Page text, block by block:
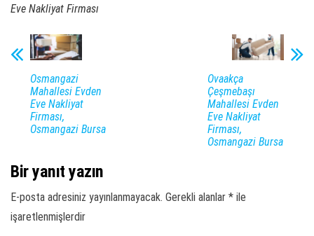
Eve Nakliyat Firması
Osmangazi
Mahallesi Evden
Eve Nakliyat
Firması,
Osmangazi Bursa
Ovaakça
Çeşmebaşı
Mahallesi Evden
Eve Nakliyat
Firması,
Osmangazi Bursa
Bir yanıt yazın
E-posta adresiniz yayınlanmayacak. Gerekli alanlar * ile
işaretlenmişlerdir